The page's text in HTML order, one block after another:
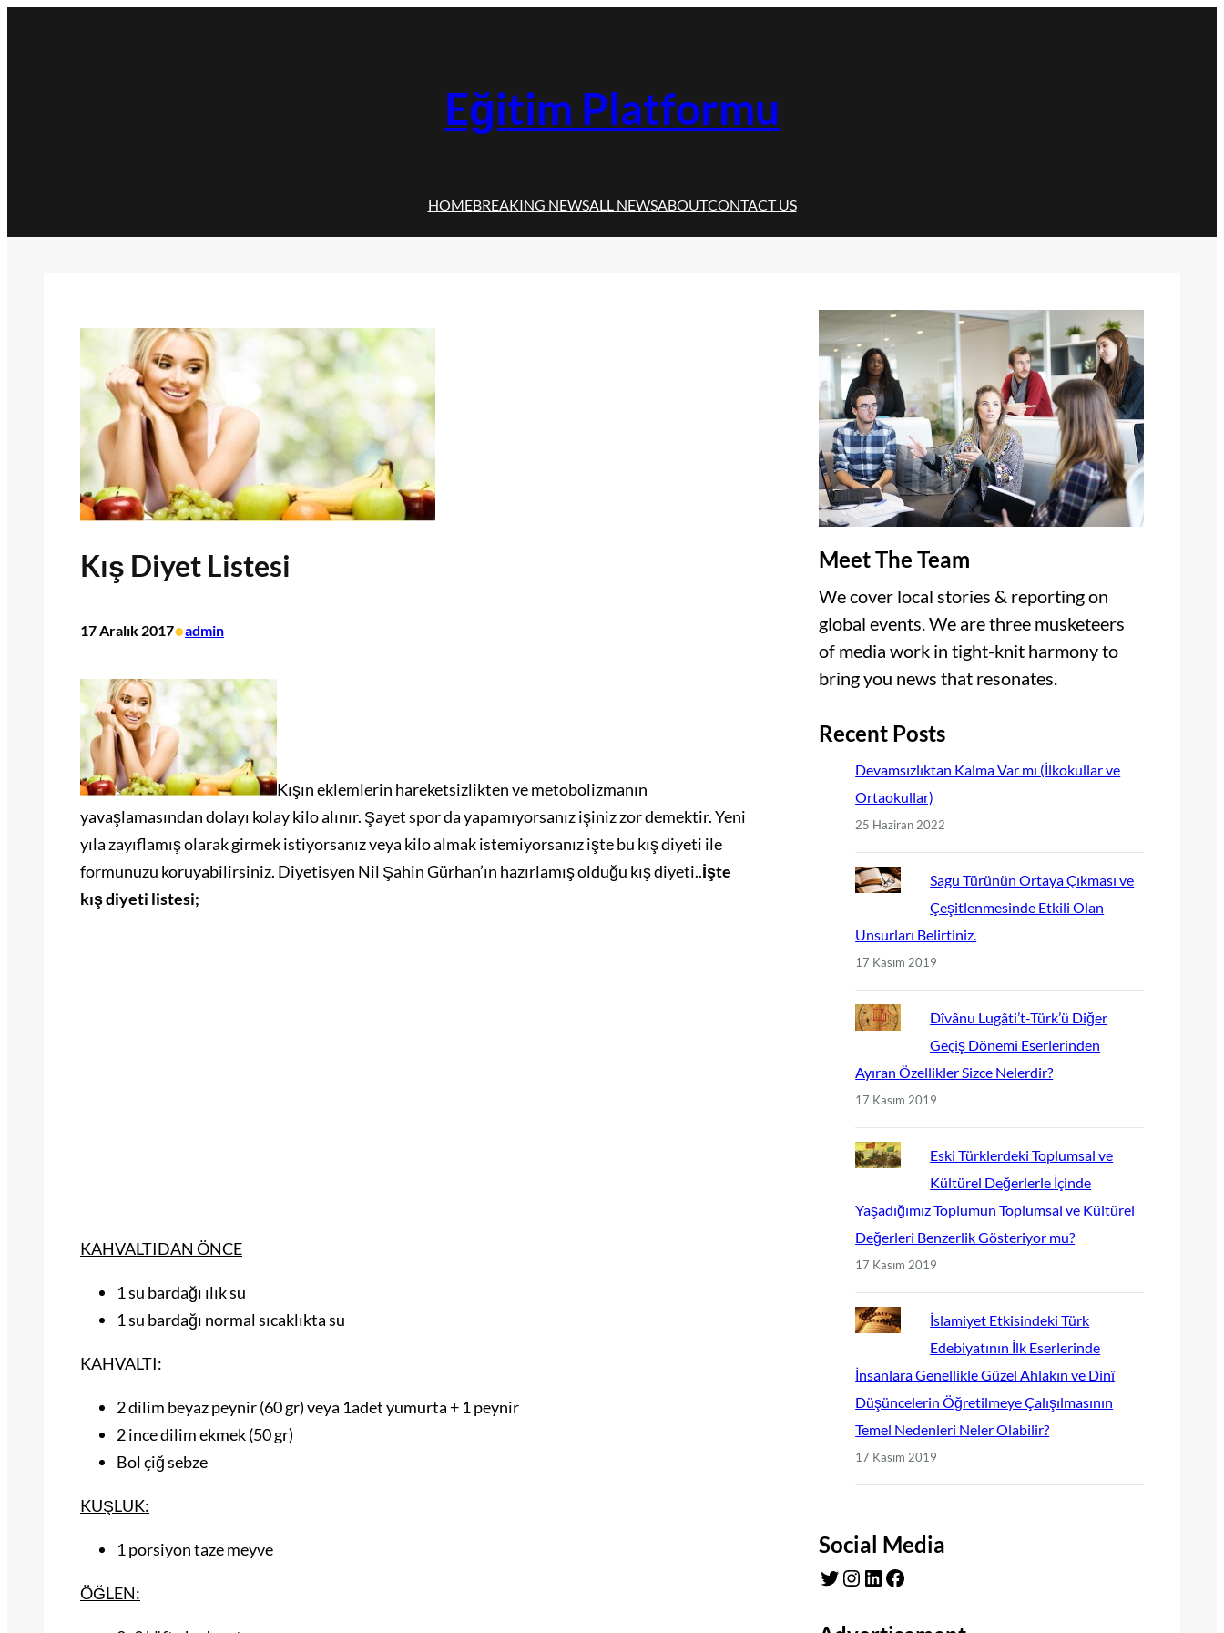
Eğitim Platformu
HOMEBREAKING NEWSALL NEWSABOUTCONTACT US
Kış Diyet Listesi
17 Aralık 2017•admin
Kışın eklemlerin hareketsizlikten ve metobolizmanın
yavaşlamasından dolayı kolay kilo alınır. Şayet spor da yapamıyorsanız işiniz zor demektir. Yeni
yıla zayıflamış olarak girmek istiyorsanız veya kilo almak istemiyorsanız işte bu kış diyeti ile
formunuzu koruyabilirsiniz. Diyetisyen Nil Şahin Gürhan’ın hazırlamış olduğu kış diyeti..İşte
kış diyeti listesi;
KAHVALTIDAN ÖNCE
1 su bardağı ılık su
1 su bardağı normal sıcaklıkta su
KAHVALTI:
2 dilim beyaz peynir (60 gr) veya 1adet yumurta + 1 peynir
2 ince dilim ekmek (50 gr)
Bol çiğ sebze
KUŞLUK:
1 porsiyon taze meyve
ÖĞLEN:
Meet The Team
We cover local stories & reporting on
global events. We are three musketeers
of media work in tight-knit harmony to
bring you news that resonates.
Recent Posts
Devamsızlıktan Kalma Var mı (İlkokullar ve
Ortaokullar)
25 Haziran 2022
Sagu Türünün Ortaya Çıkması ve
Çeşitlenmesinde Etkili Olan
Unsurları Belirtiniz.
17 Kasım 2019
Dîvânu Lugâti’t-Türk’ü Diğer
Geçiş Dönemi Eserlerinden
Ayıran Özellikler Sizce Nelerdir?
17 Kasım 2019
Eski Türklerdeki Toplumsal ve
Kültürel Değerlerle İçinde
Yaşadığımız Toplumun Toplumsal ve Kültürel
Değerleri Benzerlik Gösteriyor mu?
17 Kasım 2019
İslamiyet Etkisindeki Türk
Edebiyatının İlk Eserlerinde
İnsanlara Genellikle Güzel Ahlakın ve Dinî
Düşüncelerin Öğretilmeye Çalışılmasının
Temel Nedenleri Neler Olabilir?
17 Kasım 2019
Social Media
Twitter
Instagram LinkedIn Facebook